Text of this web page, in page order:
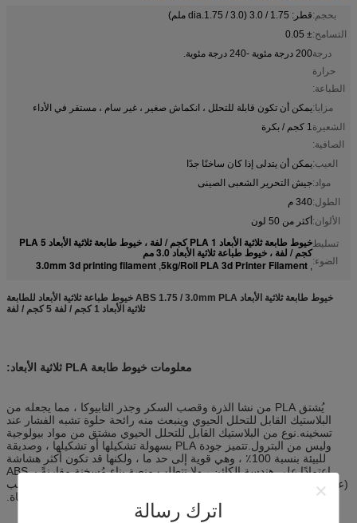
اترك رسالة
بحجم:قطر: 1.75 / 3.0 (dia.1.75 / 3.0 ملم)
التسامح:± 0.05
درجة
حرارة
الطباعة:
200 درجة مئوية -240 درجة مئوية.
مزايا:يمكن أن تكون قابلة للتحلل ، انكماش صغير ، غير سام ، مستقر في الأداء
الشعيرة
الصافية:
1 كجم / بكرة
العيب:يمكن أن يتدلى إذا كان ساخنًا جدًا
مواد:جيش التحرير الشعبى الصينى
الطول:340 م
الألوان:أكثر من 50 لون
تسليط
الضوء:
خيوط طابعة ثلاثية الأبعاد PLA 1 كجم / لفة ، خيوط طابعة ثلاثية الأبعاد PLA 5
كجم / لفة ، خيوط طباعة ثلاثية الأبعاد 3.0 مم
,
5kg/Roll PLA 3d Printer Filament
,
3.0mm 3d printing filament
خيوط طابعة ثلاثية الأبعاد ABS 1.75 / 3.0mm PLA خيوط طباعة ثلاثية الأبعاد للطابعة
ثلاثية الأبعاد 1 كجم / لفة 5 كجم / لفة
معلومات خيوط طابعة PLA ثلاثية الأبعاد:
يُشتق PLA من نشا الذرة وقصب السكر وجذر التابيوكا ، مما يجعله من
البلاستيك القابل للتحلل الحيوي وينبعث منه رائحة حلوة تشبه الفشار عند
تسخينه.نوع من البلاستيك القابل للتحلل الحيوي مشتق من مواد بيولوجية
وليس من البترول.تتميز جودة PLA بسهولة تشكيلها أو تشكيلها ، وصديقة
للبيئة بنسبة 100٪ ، وهي قوية إلى حد ما ، ولكنها قد تكون أكثر هشاشة
اعتمادًا على هندسة الكائن ، ولا تتطلب منصة بناء مُسخنة مقارنةً بـ ABS
(على الرغم من أنه يمكن أن تكون مفيدة الأكثر استخدامًا في مجالات الطب
والتعليم والأغذية وصناعة الحياة.